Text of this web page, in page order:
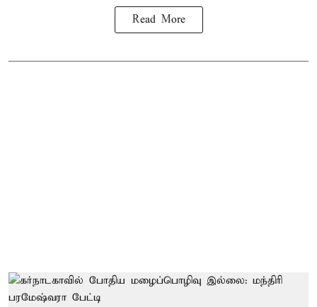
Read More